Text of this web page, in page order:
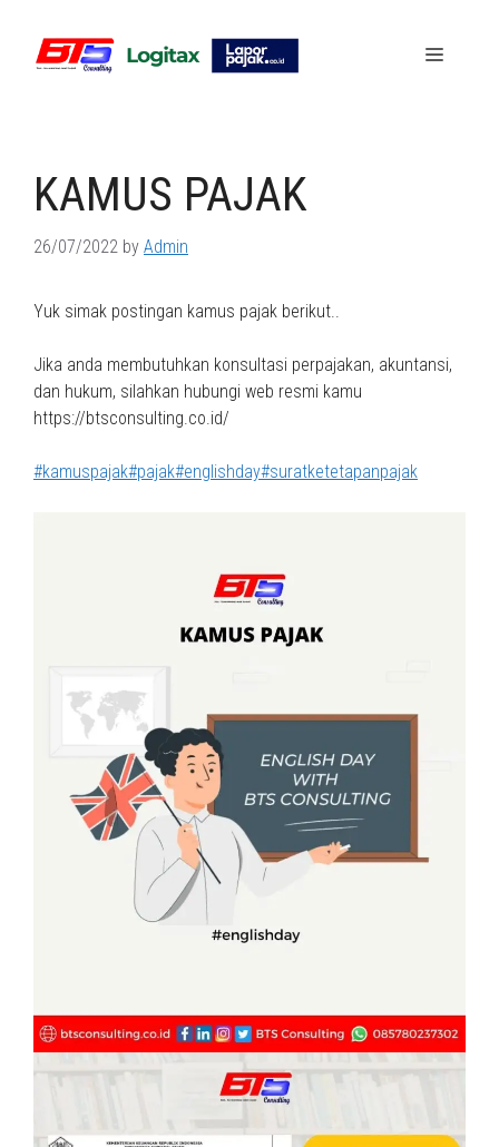
content
Menu
KAMUS PAJAK
26/07/2022 by Admin
Yuk simak postingan kamus pajak berikut..
Jika anda membutuhkan konsultasi perpajakan, akuntansi,
dan hukum, silahkan hubungi web resmi kamu
https://btsconsulting.co.id/
#kamuspajak#pajak#englishday#suratketetapanpajak